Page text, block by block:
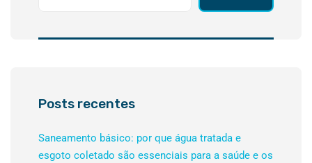
Posts recentes
Saneamento básico: por que água tratada e
esgoto coletado são essenciais para a saúde e os